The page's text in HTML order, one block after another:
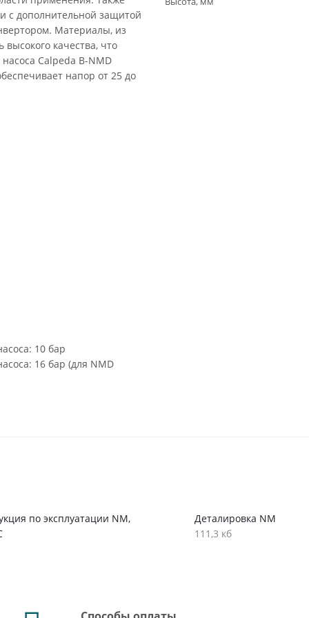
с дополнительной защитой
Материалы, из
качества, что
Calpeda B-NMD
напор от 25 до
10 бар
16 бар (для NMD
по эксплуатации NM,
Деталировка NM
111,3 кб